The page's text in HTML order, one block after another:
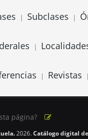
| Subclases |
|
| Revistas |
página?
2026.Catálogo digital